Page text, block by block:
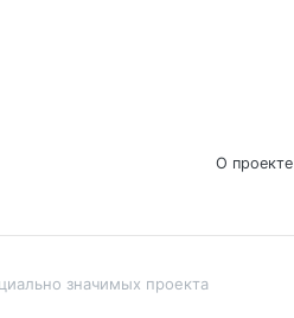
О проекте
значимых проекта